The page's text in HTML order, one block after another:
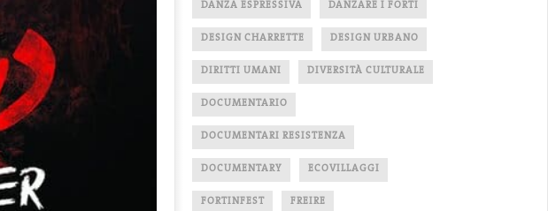
DANZA ESPRESSIVA DANZARE I FORTI
DESIGN CHARRETTE DESIGN URBANO
DIRITTI UMANI DIVERSITÀ CULTURALE
DOCUMENTARIO
DOCUMENTARI RESISTENZA
DOCUMENTARY ECOVILLAGGI
FORTINFEST FREIRE